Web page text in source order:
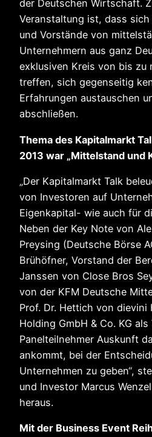
der Deutschen Wirtschaft.
Veranstaltung ist, dass
und Vorstände von
Unternehmern aus ganz
exklusiven Kreis von bis zu
treffen, sich gegenseitig
Erfahrungen austauschen
abschließen.
Thema des Kapitalmarkt
2013 war „Mittelstand und
„Der Kapitalmarkt Talk
von Investoren auf
Eigenkapital- wie auch für
Neben der Key Note von
Preysing (Deutsche Börse
Brühöfner, Vorstand der
Janssen von Close Bros
von der KFM Deutsche
Prof. Dr. Hettich von dievini
Holding GmbH & Co. KG
Panelteilnehmer Auskunft
ankommt, bei der
Unternehmen zu geben“,
und Investor Marcus
heraus.
Mit der Business Event